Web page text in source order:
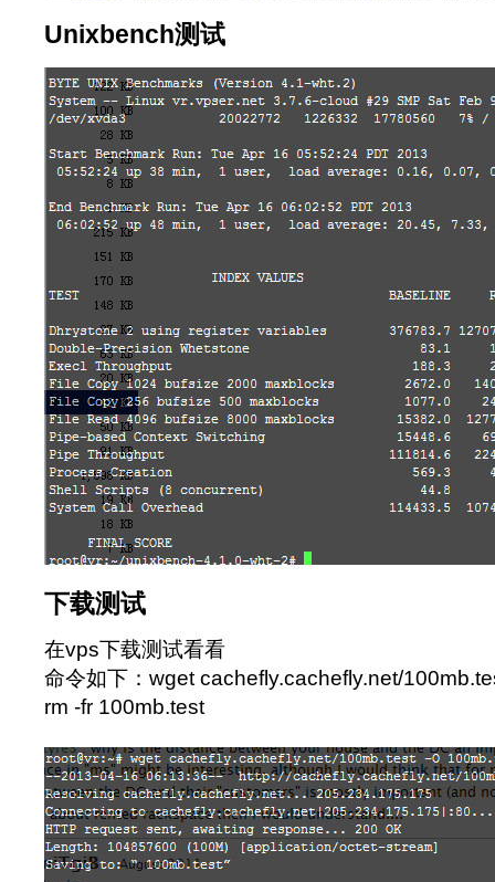
Unixbench测试
下载测试
在vps下载测试看看
命令如下：wget cachefly.cachefly.net/
rm -fr 100mb.test